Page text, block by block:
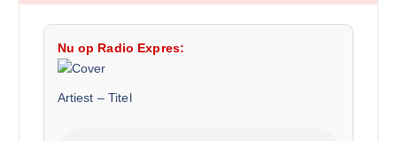
Nu op Radio Expres:
Artiest – Titel